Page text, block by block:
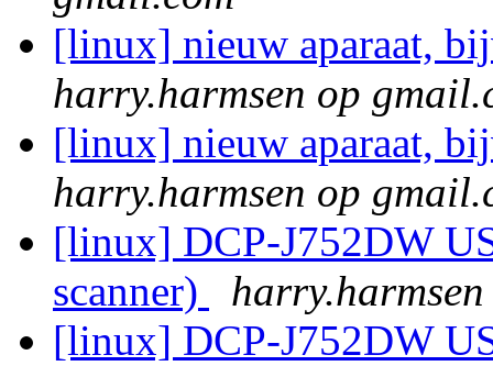
[linux] nieuw aparaat,
harry.harmsen op
[linux] nieuw aparaat,
harry.harmsen op
[linux] DCP-J752DW
scanner)
[linux] DCP-J752DW